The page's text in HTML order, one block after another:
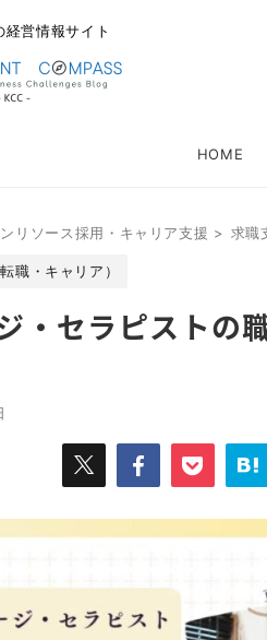
営情報サイト
HOME
リソース採用・キャリア支援 > 求職
職・キャリア）
・セラピストの